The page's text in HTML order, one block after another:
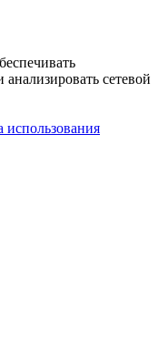
сетевой
использования